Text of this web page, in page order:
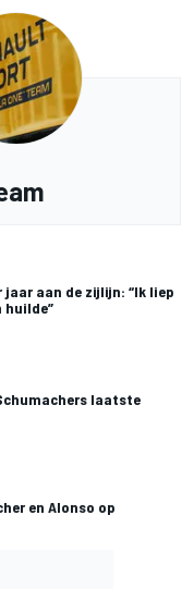
aan de zijlijn: “Ik liep
huilde”
laatste
en Alonso op